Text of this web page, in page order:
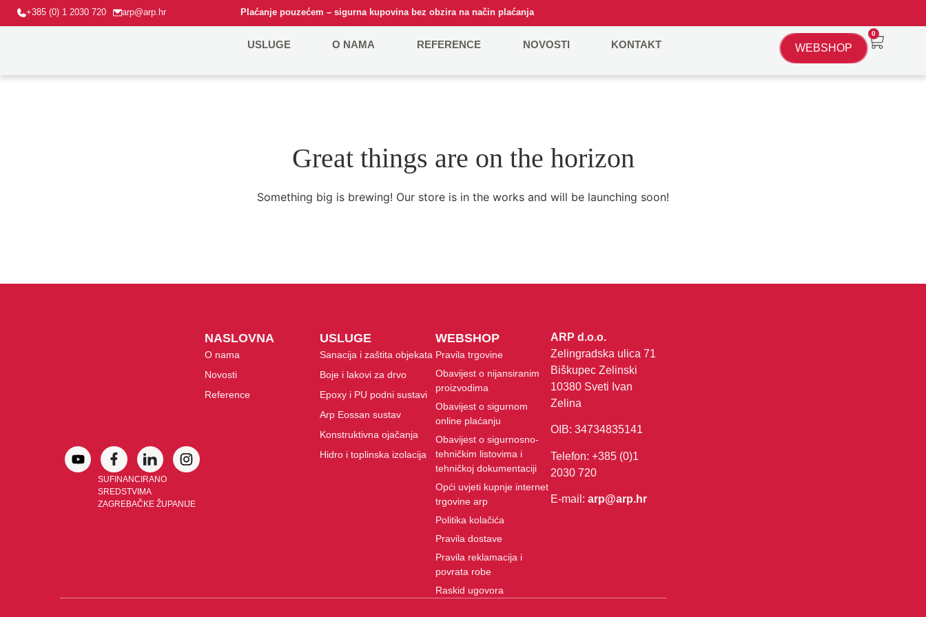
+385 (0) 1 2030 720 arp@arp.hr Plaćanje pouzećem – sigurna kupovina bez obzira na način plaćanja
USLUGE O NAMA REFERENCE NOVOSTI KONTAKT WEBSHOP
0
Great things are on the horizon
Something big is brewing! Our store is in the works and will be launching soon!
SUFINANCIRANO
SREDSTVIMA
ZAGREBAČKE ŽUPANIJE
NASLOVNA
O nama
Novosti
Reference
USLUGE
Sanacija i zaštita objekata
Boje i lakovi za drvo
Epoxy i PU podni sustavi
Arp Eossan sustav
Konstruktivna ojačanja
Hidro i toplinska izolacija
WEBSHOP
Pravila trgovine
Obavijest o nijansiranim
proizvodima
Obavijest o sigurnom
online plaćanju
Obavijest o sigurnosno-
tehničkim listovima i
tehničkoj dokumentaciji
Opći uvjeti kupnje internet
trgovine arp
Politika kolačića
Pravila dostave
Pravila reklamacija i
povrata robe
Raskid ugovora
ARP d.o.o.
Zelingradska ulica 71
Biškupec Zelinski
10380 Sveti Ivan
Zelina
OIB: 34734835141
Telefon: +385 (0)1
2030 720
E-mail:arp@arp.hr